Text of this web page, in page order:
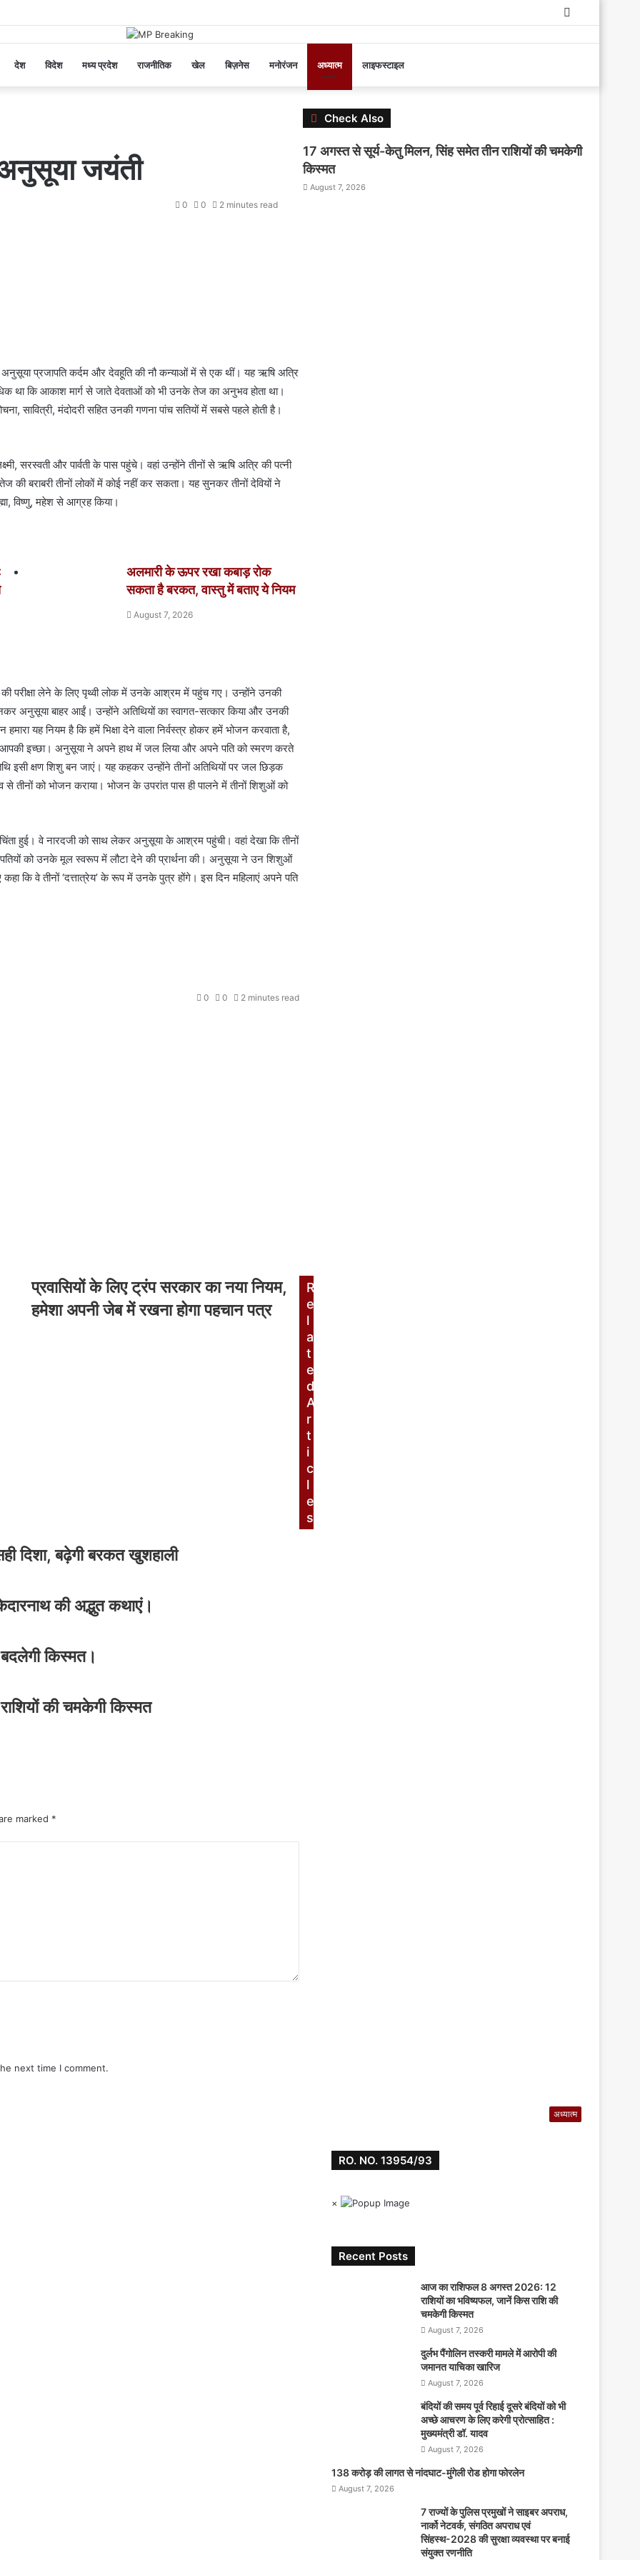
देश विदेश मध्य प्रदेश राजनीतिक खेल बिज़नेस मनोरंजन अध्यात्म लाइफस्टाइल
जयंती
0 0 2 minutes read
प्रजापति कर्दम और देवहूति की नौ कन्याओं में से एक थीं। यह ऋषि अत्रि
था कि आकाश मार्ग से जाते देवताओं को भी उनके तेज का अनुभव होता था।
सावित्री, मंदोदरी सहित उनकी गणना पांच सतियों में सबसे पहले हाेती है।
सरस्वती और पार्वती के पास पहुंचे। वहां उन्होंने तीनों से ऋषि अत्रि की पत्नी
बराबरी तीनों लोकों में काेई नहीं कर सकता। यह सुनकर तीनों देवियों ने
विष्णु, महेश से आग्रह किया।
अलमारी के ऊपर रखा कबाड़ रोक
सकता है बरकत, वास्तु में बताए ये नियम
August 7, 2026
परीक्षा लेने के लिए पृथ्वी लोक में उनके आश्रम में पहुंच गए। उन्होंने उनकी
अनुसूया बाहर आईं। उन्होंने अतिथियों का स्वागत-सत्कार किया और उनकी
यह नियम है कि हमें भिक्षा देने वाला निर्वस्त्र होकर हमें भोजन करवाता है,
इच्छा। अनुसूया ने अपने हाथ में जल लिया और अपने पति को स्मरण करते
इसी क्षण शिशु बन जाएं। यह कहकर उन्होंने तीनों अतिथियों पर जल छिड़क
तीनों को भोजन कराया। भोजन के उपरांत पास ही पालने में तीनों शिशुओं को
चिंता हुई। वे नारदजी को साथ लेकर अनुसूया के आश्रम पहुंची। वहां देखा कि तीनों
को उनके मूल स्वरूप में लौटा देने की प्रार्थना की। अनुसूया ने उन शिशुओं
कि वे तीनों ‘दत्तात्रेय’ के रूप में उनके पुत्र होंगे। इस दिन महिलाएं अपने पति
0 0 2 minutes read
प्रवासियों के लिए ट्रंप सरकार का नया नियम,
हमेशा अपनी जेब में रखना होगा पहचान पत्र
R
e
l
a
t
e
d
A
r
t
i
c
l
e
s
दिशा, बढ़ेगी बरकत खुशहाली
की अद्भुत कथाएं।
किस्मत।
की चमकेगी किस्मत
marked *
next time I comment.
Check Also
C
l
o
e
अध्यात्म
17 अगस्त से सूर्य-केतु मिलन, सिंह समेत तीन राशियों की चमकेगी
किस्मत
August 7, 2026
RO. NO. 13954/93
×
Recent Posts
आज का राशिफल 8 अगस्त 2026: 12
राशियों का भविष्यफल, जानें किस राशि की
चमकेगी किस्मत
August 7, 2026
दुर्लभ पैंगोलिन तस्करी मामले में आरोपी की
जमानत याचिका खारिज
August 7, 2026
बंदियों की समय पूर्व रिहाई दूसरे बंदियों को भी
अच्छे आचरण के लिए करेगी प्रोत्साहित :
मुख्यमंत्री डॉ. यादव
August 7, 2026
138 करोड़ की लागत से नांदघाट-मुंगेली रोड होगा फोरलेन
August 7, 2026
7 राज्यों के पुलिस प्रमुखों ने साइबर अपराध,
नार्को नेटवर्क, संगठित अपराध एवं
सिंहस्थ-2028 की सुरक्षा व्यवस्था पर बनाई
संयुक्त रणनीति